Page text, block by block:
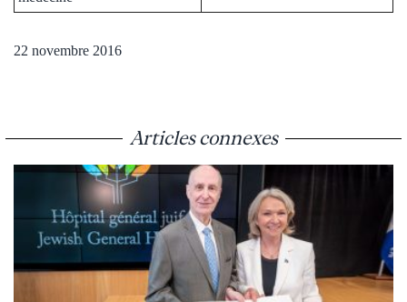
22 novembre 2016
Articles connexes